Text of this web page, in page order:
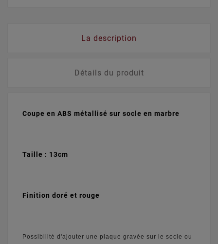
La description
Détails du produit
Coupe en ABS métallisé sur socle en marbre
Taille : 13cm
Finition doré et rouge
Possibilité d'ajouter une plaque gravée sur le socle ou